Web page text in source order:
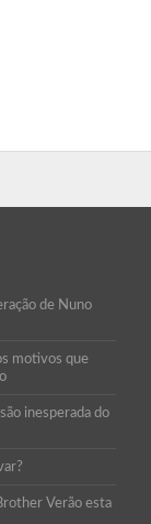
de Nuno
motivos que
inesperada do
Verão esta